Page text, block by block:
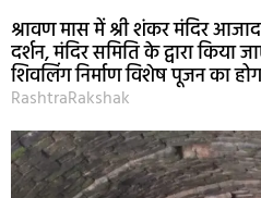
श्रावण मास में श्री शंकर मंदिर
दर्शन, मंदिर समिति के द्वारा किया
शिवलिंग निर्माण विशेष पूजन का
RashtraRakshak